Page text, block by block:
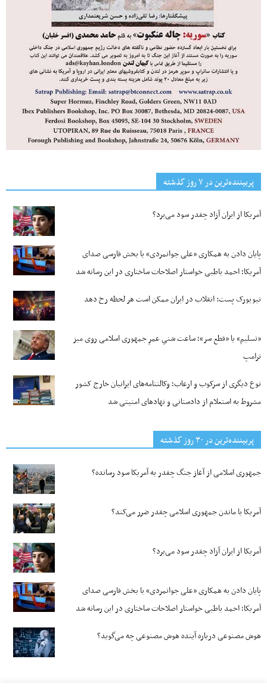
پربیننده‌ترین‌ در ۷ روز گذشته
آمریکا از ایران آزاد چقدر سود می‌برد؟
پایان دادن به همکاری «علی جوانمردی» با بخش فارسی صدای
آمریکا؛ احمد باطبی خواستار اصلاحات ساختاری در این رسانه شد
نیویورک پست: انقلاب در ایران ممکن است هر لحظه رخ دهد
«تسلیم» یا «قطع سر»؛ ساعت شنیِ عمرِ جمهوری اسلامی روی میز
ترامپ
نوع دیگری از سرکوب و ارعاب؛ وکالتنامه‌های ایرانیان خارج کشور
مشروط به استعلام از دادستانی و نهادهای امنیتی شد
پربیننده‌ترین‌ در ۳۰ روز گذشته
جمهوری اسلامی از آغاز جنگ چقدر به آمریکا سود رسانده؟
آمریکا با ماندن جمهوری اسلامی چقدر ضرر می‌کند؟
آمریکا از ایران آزاد چقدر سود می‌برد؟
پایان دادن به همکاری «علی جوانمردی» با بخش فارسی صدای
آمریکا؛ احمد باطبی خواستار اصلاحات ساختاری در این رسانه شد
هوش مصنوعی درباره آینده هوش مصنوعی چه می‌گوید؟